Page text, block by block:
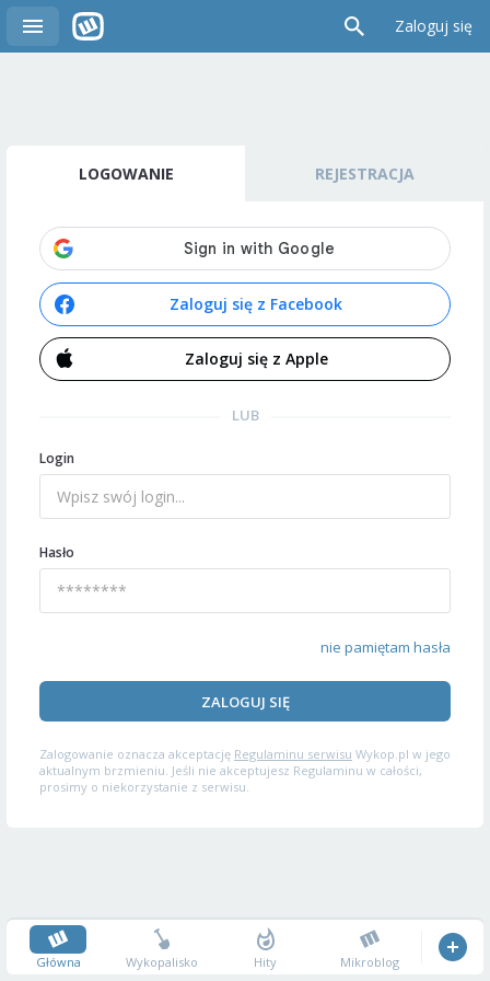
Zaloguj się
LOGOWANIE REJESTRACJA
Zaloguj się z Facebook
Zaloguj się z Apple
LUB
Login
Hasło
nie pamiętam hasła
ZALOGUJ SIĘ
Zalogowanie oznacza akceptację Regulaminu serwisu Wykop.pl w jego
aktualnym brzmieniu. Jeśli nie akceptujesz Regulaminu w całości,
prosimy o niekorzystanie z serwisu.
Główna Wykopalisko Hity Mikroblog